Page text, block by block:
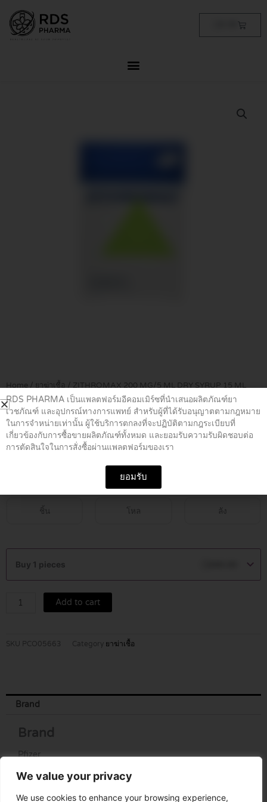
We value your privacy
We use cookies to enhance your browsing experience,
content
Cart
Home / ยาฆ่าเชื้อ / ZITHROMAX 200 MG/5 ML DRY SYRUP 15 ML
ZITHROMAX 200 MG/5 ML DRY
SYRUP 15 ML
ชิ้น โหล ลัง
Buy 1 pieces
MG/5
ML
SYRUP
quantity
Add to cart
SKU PCO05663 Category ยาฆ่าเชื้อ
Brand
Brand
Pfizer
RDS PHARMA เป็นแพลตฟอร์มอีคอมเมิร์ซที่นำเสนอผลิตภัณฑ์ยา
เวชภัณฑ์ และอุปกรณ์ทางการแพทย์ สำหรับผู้ที่ได้รับอนุญาตตามกฎหมาย
ในการจำหน่ายเท่านั้น ผู้ใช้บริการตกลงที่จะปฏิบัติตามกฎระเบียบที่
เกี่ยวข้องกับการซื้อขายผลิตภัณฑ์ทั้งหมด และยอมรับความรับผิดชอบต่อ
การตัดสินใจในการสั่งซื้อผ่านแพลตฟอร์มของเรา
ยอมรับ